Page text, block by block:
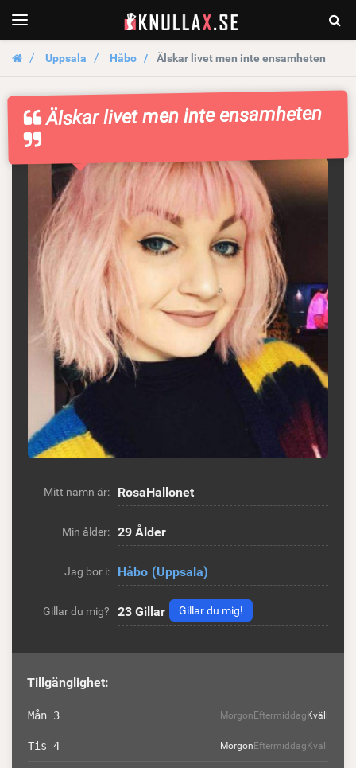
navigation
KnullaX.se
Uppsala Håbo Älskar livet men inte ensamheten
Älskar livet men inte ensamheten
Mitt namn är: RosaHallonet
Min ålder: 29 Ålder
Jag bor i: Håbo (Uppsala)
Gillar du mig? 23Gillar Gillar du mig!
Tillgänglighet:
Mån 3 MorgonEftermiddagKväll
Tis 4 MorgonEftermiddagKväll